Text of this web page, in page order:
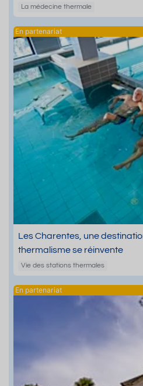
La médecine thermale
Les Charentes, une
thermalisme se réinvente
Vie des stations thermales